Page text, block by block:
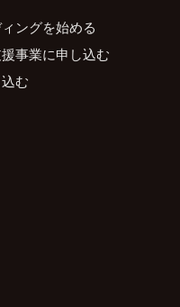
ングを始める
事業に申し込む
む